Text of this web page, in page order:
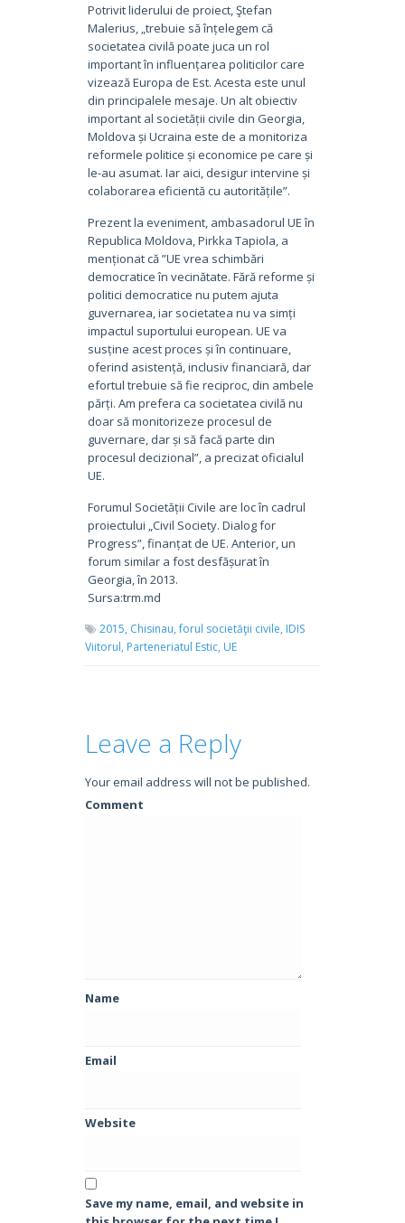
Potrivit liderului de proiect, Ştefan
Malerius, „trebuie să înțelegem că
societatea civilă poate juca un rol
important în influențarea politicilor care
vizează Europa de Est. Acesta este unul
din principalele mesaje. Un alt obiectiv
important al societății civile din Georgia,
Moldova și Ucraina este de a monitoriza
reformele politice și economice pe care și
le-au asumat. Iar aici, desigur intervine și
colaborarea eficientă cu autoritățile”.
Prezent la eveniment, ambasadorul UE în
Republica Moldova, Pirkka Tapiola, a
menționat că ”UE vrea schimbări
democratice în vecinătate. Fără reforme și
politici democratice nu putem ajuta
guvernarea, iar societatea nu va simți
impactul suportului european. UE va
susține acest proces și în continuare,
oferind asistență, inclusiv financiară, dar
efortul trebuie să fie reciproc, din ambele
părți. Am prefera ca societatea civilă nu
doar să monitorizeze procesul de
guvernare, dar și să facă parte din
procesul decizional”, a precizat oficialul
UE.
Forumul Societății Civile are loc în cadrul
proiectului „Civil Society. Dialog for
Progress”, finanțat de UE. Anterior, un
forum similar a fost desfășurat în
Georgia, în 2013.
Sursa:trm.md
2015, Chisinau, forul societăţii civile, IDIS
Viitorul, Parteneriatul Estic, UE
Leave a Reply
Your email address will not be published.
Comment
Name
Email
Website
Save my name, email, and website in